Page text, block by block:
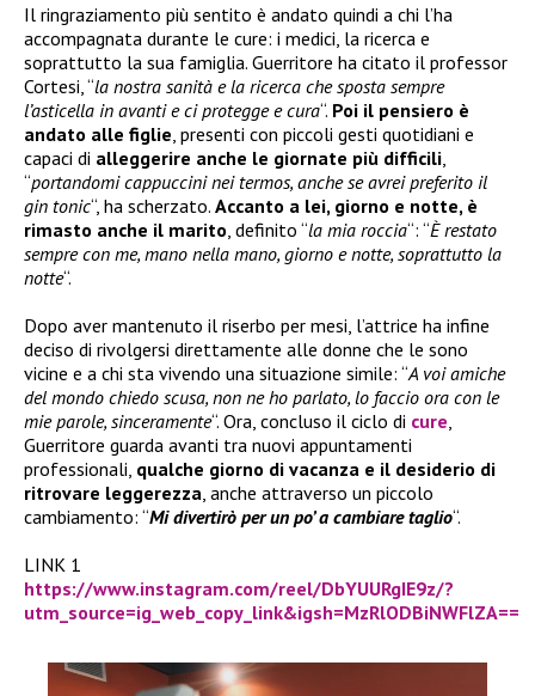
Il ringraziamento più sentito è andato quindi a chi l’ha
accompagnata durante le cure: i medici, la ricerca e
soprattutto la sua famiglia. Guerritore ha citato il professor
Cortesi, “la nostra sanità e la ricerca che sposta sempre
l’asticella in avanti e ci protegge e cura“. Poi il pensiero è
andato alle figlie , presenti con piccoli gesti quotidiani e
capaci di alleggerire anche le giornate più difficili
“portandomi cappuccini nei termos, anche se avrei preferito il
gin tonic“, ha scherzato. Accanto a lei, giorno e notte, è
rimasto anche il marito , definito “la mia roccia“: “È restato
sempre con me, mano nella mano, giorno e notte, soprattutto la
notte“.
Dopo aver mantenuto il riserbo per mesi, l’attrice ha infine
deciso di rivolgersi direttamente alle donne che le sono
vicine e a chi sta vivendo una situazione simile: “A voi amiche
del mondo chiedo scusa, non ne ho parlato, lo faccio ora con le
mie parole, sinceramente“. Ora, concluso il ciclo di cure
Guerritore guarda avanti tra nuovi appuntamenti
professionali, qualche giorno di vacanza e il desiderio di
ritrovare leggerezza , anche attraverso un piccolo
cambiamento: “Mi divertirò per un po’ a cambiare taglio“.
LINK 1
https://www.instagram.com/reel/DbYUURgIE9z/?
utm_source=ig_web_copy_link&igsh=MzRlODBiNWFlZA==